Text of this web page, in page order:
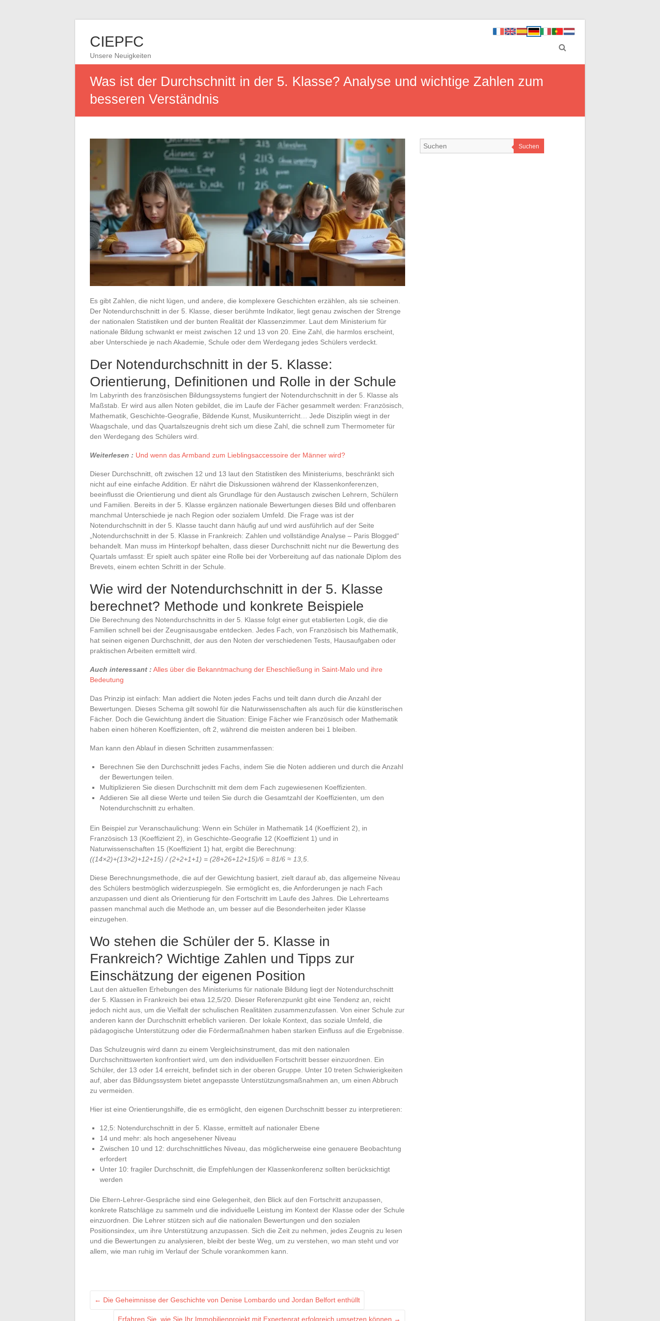
CIEPFC
Unsere Neuigkeiten
Was ist der Durchschnitt in der 5. Klasse? Analyse und wichtige Zahlen zum
besseren Verständnis
Es gibt Zahlen, die nicht lügen, und andere, die komplexere Geschichten erzählen, als sie scheinen.
Der Notendurchschnitt in der 5. Klasse, dieser berühmte Indikator, liegt genau zwischen der Strenge
der nationalen Statistiken und der bunten Realität der Klassenzimmer. Laut dem Ministerium für
nationale Bildung schwankt er meist zwischen 12 und 13 von 20. Eine Zahl, die harmlos erscheint,
aber Unterschiede je nach Akademie, Schule oder dem Werdegang jedes Schülers verdeckt.
Der Notendurchschnitt in der 5. Klasse:
Orientierung, Definitionen und Rolle in der Schule
Im Labyrinth des französischen Bildungssystems fungiert der Notendurchschnitt in der 5. Klasse als
Maßstab. Er wird aus allen Noten gebildet, die im Laufe der Fächer gesammelt werden: Französisch,
Mathematik, Geschichte-Geografie, Bildende Kunst, Musikunterricht… Jede Disziplin wiegt in der
Waagschale, und das Quartalszeugnis dreht sich um diese Zahl, die schnell zum Thermometer für
den Werdegang des Schülers wird.
Weiterlesen : Und wenn das Armband zum Lieblingsaccessoire der Männer wird?
Dieser Durchschnitt, oft zwischen 12 und 13 laut den Statistiken des Ministeriums, beschränkt sich
nicht auf eine einfache Addition. Er nährt die Diskussionen während der Klassenkonferenzen,
beeinflusst die Orientierung und dient als Grundlage für den Austausch zwischen Lehrern, Schülern
und Familien. Bereits in der 5. Klasse ergänzen nationale Bewertungen dieses Bild und offenbaren
manchmal Unterschiede je nach Region oder sozialem Umfeld. Die Frage was ist der
Notendurchschnitt in der 5. Klasse taucht dann häufig auf und wird ausführlich auf der Seite
„Notendurchschnitt in der 5. Klasse in Frankreich: Zahlen und vollständige Analyse – Paris Blogged“
behandelt. Man muss im Hinterkopf behalten, dass dieser Durchschnitt nicht nur die Bewertung des
Quartals umfasst: Er spielt auch später eine Rolle bei der Vorbereitung auf das nationale Diplom des
Brevets, einem echten Schritt in der Schule.
Wie wird der Notendurchschnitt in der 5. Klasse
berechnet? Methode und konkrete Beispiele
Die Berechnung des Notendurchschnitts in der 5. Klasse folgt einer gut etablierten Logik, die die
Familien schnell bei der Zeugnisausgabe entdecken. Jedes Fach, von Französisch bis Mathematik,
hat seinen eigenen Durchschnitt, der aus den Noten der verschiedenen Tests, Hausaufgaben oder
praktischen Arbeiten ermittelt wird.
Auch interessant : Alles über die Bekanntmachung der Eheschließung in Saint-Malo und ihre
Bedeutung
Das Prinzip ist einfach: Man addiert die Noten jedes Fachs und teilt dann durch die Anzahl der
Bewertungen. Dieses Schema gilt sowohl für die Naturwissenschaften als auch für die künstlerischen
Fächer. Doch die Gewichtung ändert die Situation: Einige Fächer wie Französisch oder Mathematik
haben einen höheren Koeffizienten, oft 2, während die meisten anderen bei 1 bleiben.
Man kann den Ablauf in diesen Schritten zusammenfassen:
Berechnen Sie den Durchschnitt jedes Fachs, indem Sie die Noten addieren und durch die Anzahl
der Bewertungen teilen.
Multiplizieren Sie diesen Durchschnitt mit dem dem Fach zugewiesenen Koeffizienten.
Addieren Sie all diese Werte und teilen Sie durch die Gesamtzahl der Koeffizienten, um den
Notendurchschnitt zu erhalten.
Ein Beispiel zur Veranschaulichung: Wenn ein Schüler in Mathematik 14 (Koeffizient 2), in
Französisch 13 (Koeffizient 2), in Geschichte-Geografie 12 (Koeffizient 1) und in
Naturwissenschaften 15 (Koeffizient 1) hat, ergibt die Berechnung:
((14×2)+(13×2)+12+15) / (2+2+1+1) = (28+26+12+15)/6 = 81/6 ≈ 13,5
Diese Berechnungsmethode, die auf der Gewichtung basiert, zielt darauf ab, das allgemeine Niveau
des Schülers bestmöglich widerzuspiegeln. Sie ermöglicht es, die Anforderungen je nach Fach
anzupassen und dient als Orientierung für den Fortschritt im Laufe des Jahres. Die Lehrerteams
passen manchmal auch die Methode an, um besser auf die Besonderheiten jeder Klasse
einzugehen.
Wo stehen die Schüler der 5. Klasse in
Frankreich? Wichtige Zahlen und Tipps zur
Einschätzung der eigenen Position
Laut den aktuellen Erhebungen des Ministeriums für nationale Bildung liegt der Notendurchschnitt
der 5. Klassen in Frankreich bei etwa 12,5/20. Dieser Referenzpunkt gibt eine Tendenz an, reicht
jedoch nicht aus, um die Vielfalt der schulischen Realitäten zusammenzufassen. Von einer Schule zur
anderen kann der Durchschnitt erheblich variieren. Der lokale Kontext, das soziale Umfeld, die
pädagogische Unterstützung oder die Fördermaßnahmen haben starken Einfluss auf die Ergebnisse.
Das Schulzeugnis wird dann zu einem Vergleichsinstrument, das mit den nationalen
Durchschnittswerten konfrontiert wird, um den individuellen Fortschritt besser einzuordnen. Ein
Schüler, der 13 oder 14 erreicht, befindet sich in der oberen Gruppe. Unter 10 treten Schwierigkeiten
auf, aber das Bildungssystem bietet angepasste Unterstützungsmaßnahmen an, um einen Abbruch
zu vermeiden.
Hier ist eine Orientierungshilfe, die es ermöglicht, den eigenen Durchschnitt besser zu interpretieren:
12,5: Notendurchschnitt in der 5. Klasse, ermittelt auf nationaler Ebene
14 und mehr: als hoch angesehener Niveau
Zwischen 10 und 12: durchschnittliches Niveau, das möglicherweise eine genauere Beobachtung
erfordert
Unter 10: fragiler Durchschnitt, die Empfehlungen der Klassenkonferenz sollten berücksichtigt
werden
Die Eltern-Lehrer-Gespräche sind eine Gelegenheit, den Blick auf den Fortschritt anzupassen,
konkrete Ratschläge zu sammeln und die individuelle Leistung im Kontext der Klasse oder der Schule
einzuordnen. Die Lehrer stützen sich auf die nationalen Bewertungen und den sozialen
Positionsindex, um ihre Unterstützung anzupassen. Sich die Zeit zu nehmen, jedes Zeugnis zu lesen
und die Bewertungen zu analysieren, bleibt der beste Weg, um zu verstehen, wo man steht und vor
allem, wie man ruhig im Verlauf der Schule vorankommen kann.
← Die Geheimnisse der Geschichte von Denise Lombardo und Jordan Belfort enthüllt
Erfahren Sie, wie Sie Ihr Immobilienprojekt mit Expertenrat erfolgreich umsetzen können →
Suchen